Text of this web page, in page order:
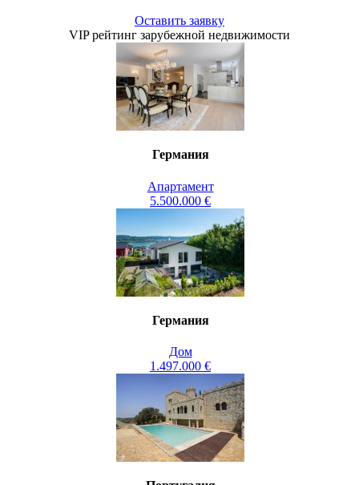
Оставить заявку
VIP рейтинг зарубежной недвижимости
Германия
Апартамент
5.500.000 €
Германия
Дом
1.497.000 €